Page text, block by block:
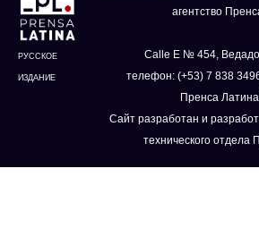
РУССКОЕ
ИЗДАНИЕ
агентство
Calle E № 454,
телефон: (+53) 7 838
Пренса
Сайт разработан и
технического отдела